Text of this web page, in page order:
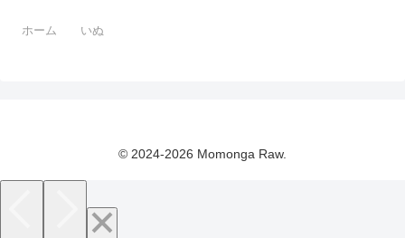
ホーム いぬ
© 2024-2026 Momonga Raw.